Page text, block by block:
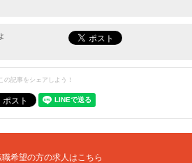
最新情報をお届けします。
この記事をシェアしよう！
希望の方の求人はこちら